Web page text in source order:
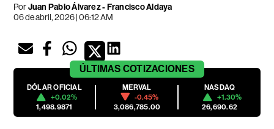
PorJuan Pablo Álvarez-Francisco Aldaya
06 de abril, 2026 | 06:12 AM
ÚLTIMAS COTIZACIONES
DÓLAR OFICIAL
+0.02%
1,498.9871
MERVAL
-0.45%
3,086,785.00
NASDAQ
+1.30%
26,690.62